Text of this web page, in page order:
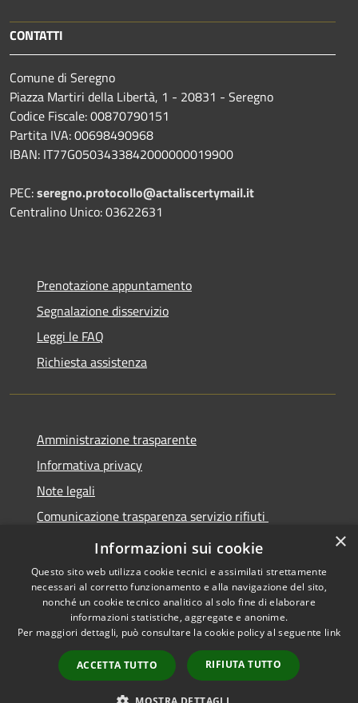
CONTATTI
Comune di Seregno
Piazza Martiri della Libertà, 1 - 20831 - Seregno
Codice Fiscale: 00870790151
Partita IVA: 00698490968
IBAN: IT77G0503433842000000019900
PEC:seregno.protocollo@actaliscertymail.it
Centralino Unico: 03622631
Prenotazione appuntamento
Segnalazione disservizio
Leggi le FAQ
Richiesta assistenza
Amministrazione trasparente
Informativa privacy
Note legali
Comunicazione trasparenza servizio rifiuti
Dichiarazione di accessibilità
Accessibilità
Copyright © 2026 • Città di
Seregno • Powered by
Municipium•
Accesso
redazione
×
Informazioni sui cookie
Questo sito web utilizza cookie tecnici e assimilati strettamente
necessari al corretto funzionamento e alla navigazione del sito,
nonché un cookie tecnico analitico al solo fine di elaborare
informazioni statistiche, aggregate e anonime.
Per maggiori dettagli, può consultare la cookie policy al seguente link
ACCETTA TUTTO RIFIUTA TUTTO